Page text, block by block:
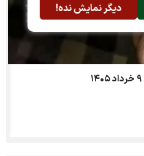
دیگر نمایش نده!